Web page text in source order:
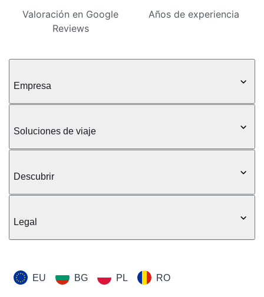
Valoración en Google
Reviews
Años de experiencia
Empresa
Soluciones de viaje
Descubrir
Legal
EU BG PL RO